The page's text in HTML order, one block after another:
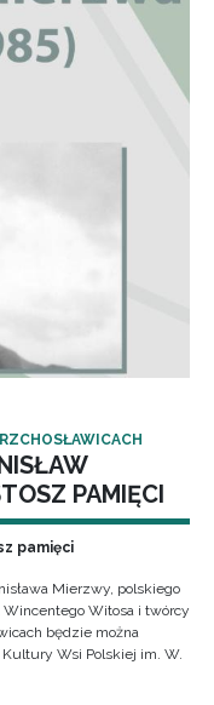
PAMIĘCI
pamięci
Mierzwy, polskiego
Wincentego Witosa i twórcy
będzie można
Wsi Polskiej im. W.